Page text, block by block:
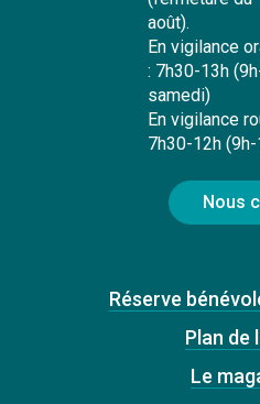
août).
En vigilance
: 7h30-13h
samedi)
En vigilance
7h30-12h
Nous
Réserve
Plan de
Le